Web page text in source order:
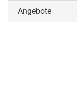
Angebote